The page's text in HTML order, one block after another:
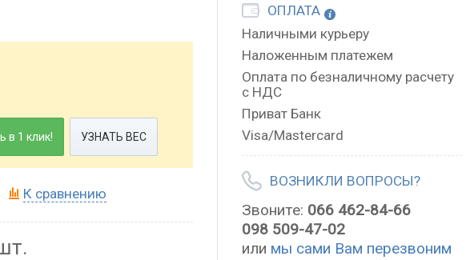
в 1 клик! УЗНАТЬ ВЕС
К сравнению
ОПЛАТА
Наличными курьеру
Наложенным платежем
Оплата по безналичному расчету
с НДС
Приват Банк
Visa/Mastercard
ВОЗНИКЛИ ВОПРОСЫ?
Звоните: 066 462-84-66
098 509-47-02
или мы сами Вам перезвоним